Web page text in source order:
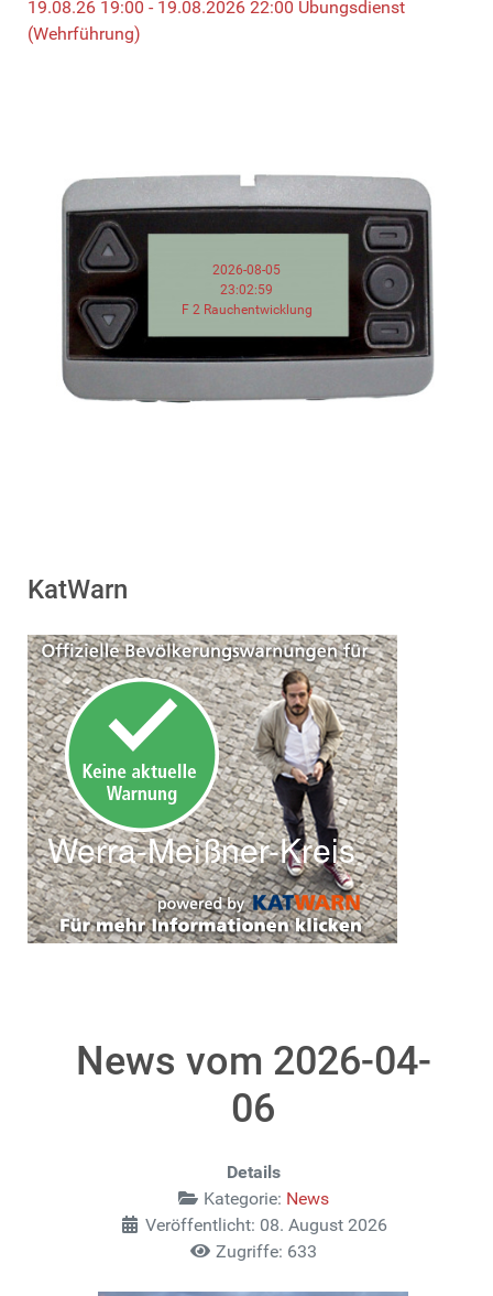
19.08.26 19:00 - 19.08.2026 22:00 Übungsdienst
(Wehrführung)
2026-08-05
23:02:59
F 2 Rauchentwicklung
KatWarn
News vom 2026-04-
06
Details
Kategorie: News
Veröffentlicht: 08. August 2026
Zugriffe: 633